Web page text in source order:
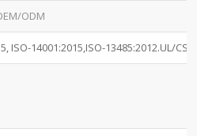
ODM
ISO-14001:2015,ISO-13485:2012.UL/CSA